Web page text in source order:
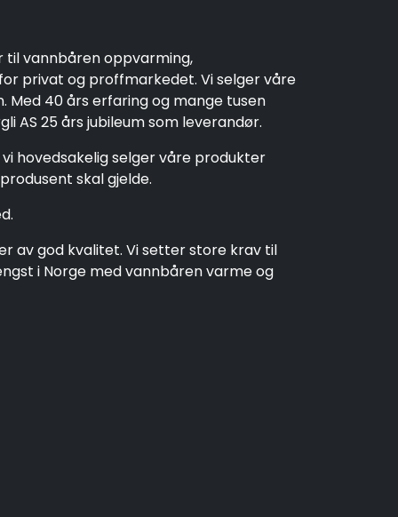
til vannbåren oppvarming,
privat og proffmarkedet. Vi selger våre
40 års erfaring og mange tusen
AS 25 års jubileum som leverandør.
hovedsakelig selger våre produkter
skal gjelde.
av god kvalitet. Vi setter store krav til
i Norge med vannbåren varme og